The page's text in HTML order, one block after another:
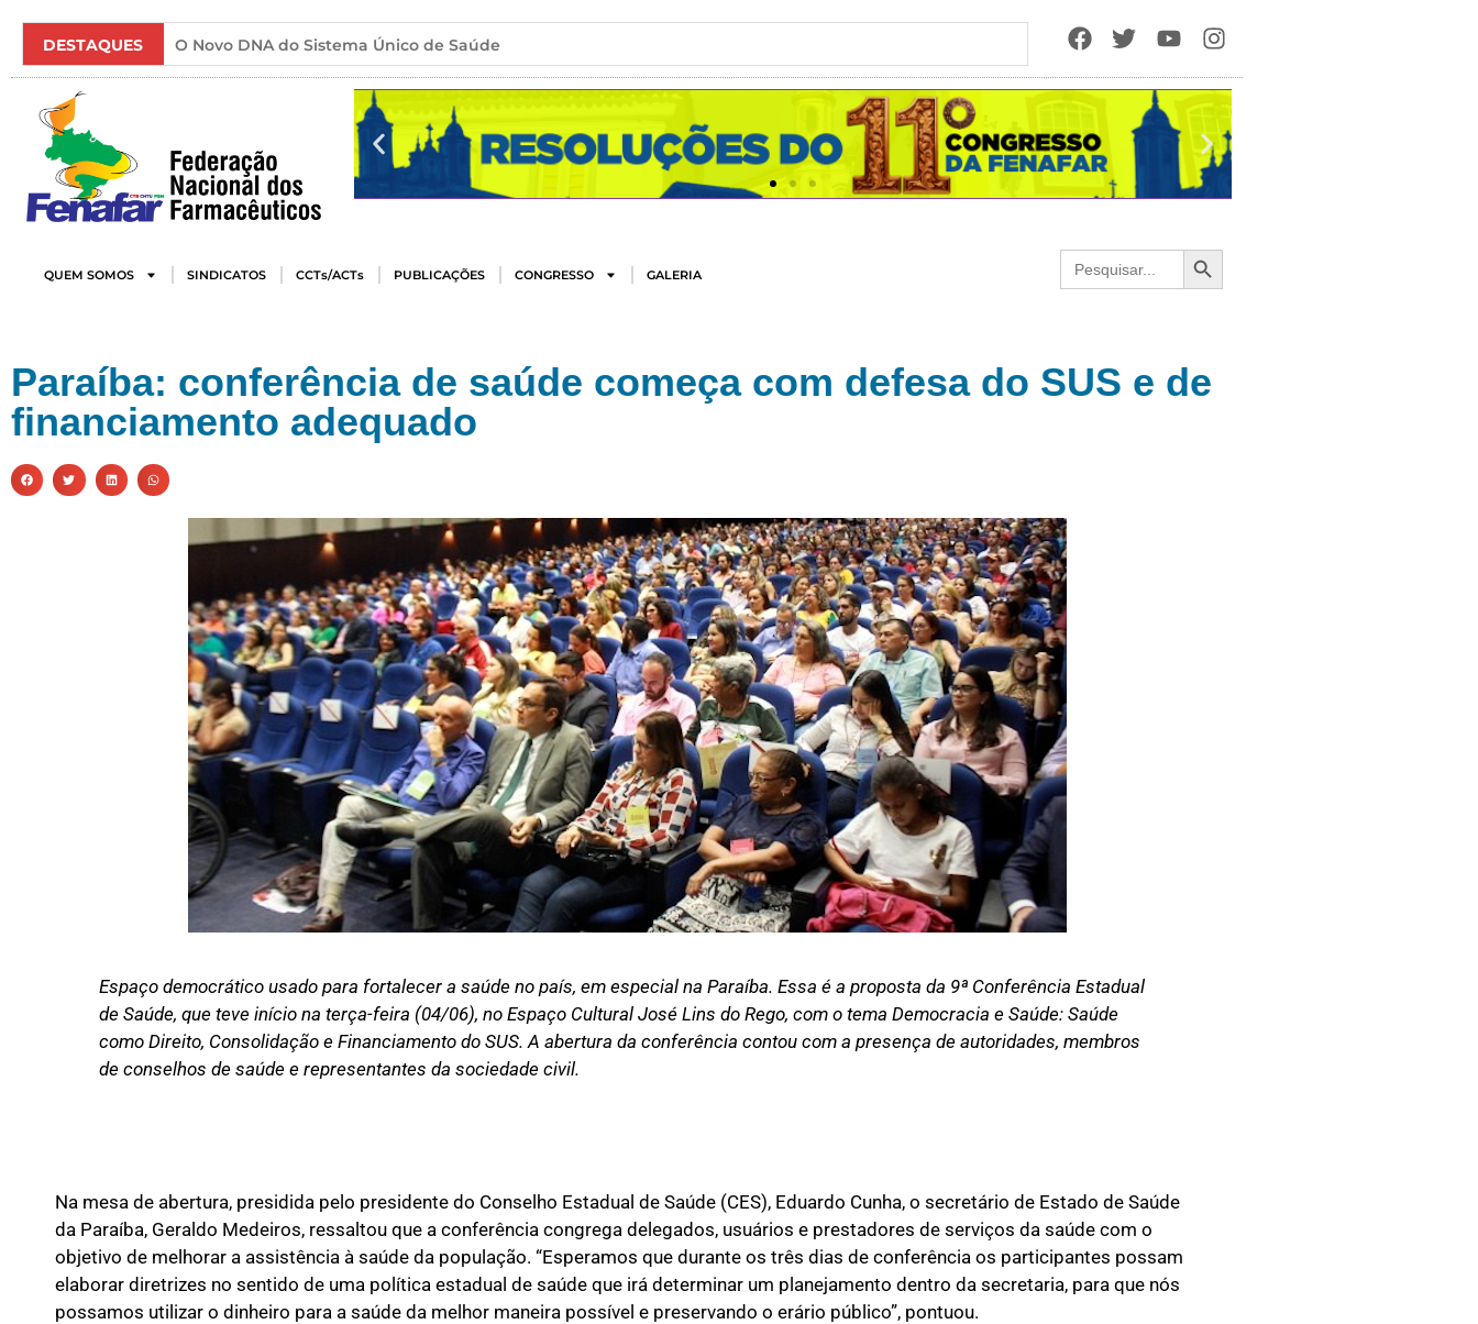
DESTAQUES O Novo DNA do Sistema Único de Saúde
QUEM SOMOS SINDICATOS CCTs/ACTs PUBLICAÇÕES CONGRESSO GALERIA
Search
for:
Search Button
Paraíba: conferência de saúde começa com defesa do SUS e de
financiamento adequado
Espaço democrático usado para fortalecer a saúde no país, em especial na Paraíba. Essa é a proposta da 9ª Conferência Estadual
de Saúde, que teve início na terça-feira (04/06), no Espaço Cultural José Lins do Rego, com o tema Democracia e Saúde: Saúde
como Direito, Consolidação e Financiamento do SUS. A abertura da conferência contou com a presença de autoridades, membros
de conselhos de saúde e representantes da sociedade civil.
Na mesa de abertura, presidida pelo presidente do Conselho Estadual de Saúde (CES), Eduardo Cunha, o secretário de Estado de Saúde
da Paraíba, Geraldo Medeiros, ressaltou que a conferência congrega delegados, usuários e prestadores de serviços da saúde com o
objetivo de melhorar a assistência à saúde da população. “Esperamos que durante os três dias de conferência os participantes possam
elaborar diretrizes no sentido de uma política estadual de saúde que irá determinar um planejamento dentro da secretaria, para que nós
possamos utilizar o dinheiro para a saúde da melhor maneira possível e preservando o erário público”, pontuou.